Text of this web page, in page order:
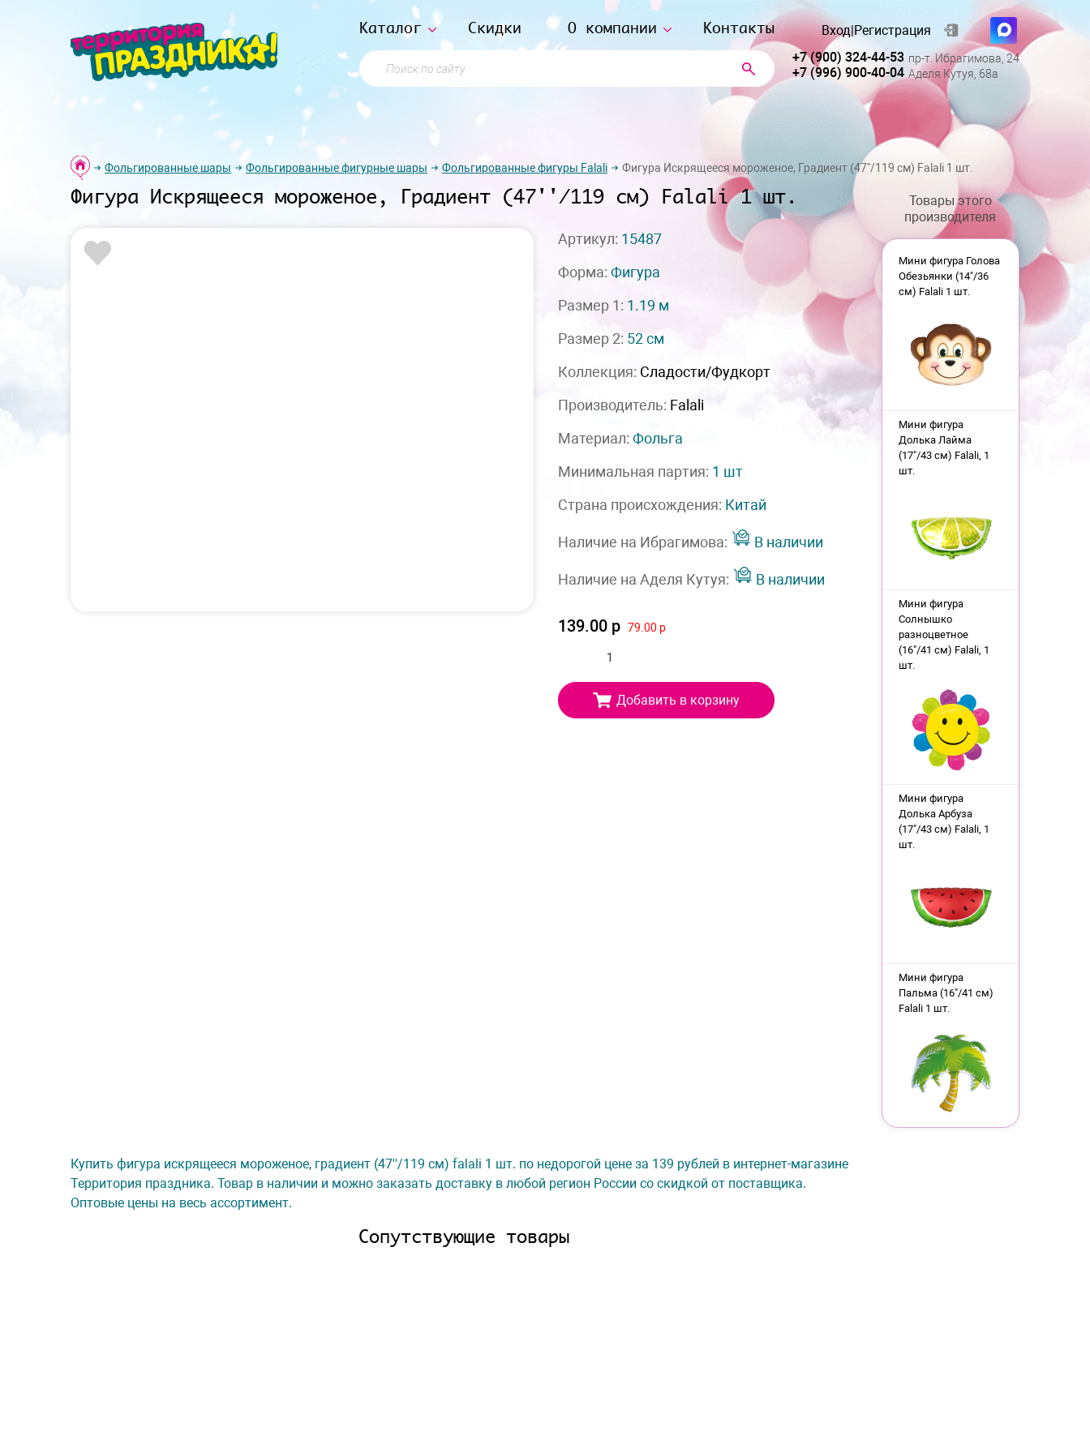
Каталог Скидки О компании Контакты
Поиск по сайту
Вход|Регистрация
+7 (900) 324-44-53 пр-т. Ибрагимова, 24
+7 (996) 900-40-04 Аделя Кутуя, 68а
Фольгированные шары Фольгированные фигурные шары Фольгированные фигуры Falali Фигура Искрящееся мороженое, Градиент (47''/119 см) Falali 1 шт.
Фигура Искрящееся мороженое, Градиент (47''/119 см) Falali 1 шт.
Артикул: 15487
Форма: Фигура
Размер 1: 1.19 м
Размер 2: 52 см
Коллекция: Сладости/Фудкорт
Производитель: Falali
Материал: Фольга
Минимальная партия: 1 шт
Страна происхождения: Китай
Наличие на Ибрагимова: В наличии
Наличие на Аделя Кутуя: В наличии
139.00 р 79.00 р
Добавить в корзину
Купить фигура искрящееся мороженое, градиент (47''/119 см) falali 1 шт. по недорогой цене за 139 рублей в интернет-магазине
Территория праздника. Товар в наличии и можно заказать доставку в любой регион России со скидкой от поставщика.
Оптовые цены на весь ассортимент.
Сопутствующие товары
Товары этого
производителя
Мини фигура Голова
Обезьянки (14"/36
см) Falali 1 шт.
Мини фигура
Долька Лайма
(17"/43 см) Falali, 1
шт.
Мини фигура
Солнышко
разноцветное
(16"/41 см) Falali, 1
шт.
Мини фигура
Долька Арбуза
(17"/43 см) Falali, 1
шт.
Мини фигура
Пальма (16"/41 см)
Falali 1 шт.